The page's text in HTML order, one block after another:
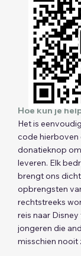
Hoe kun je
Het is
code hierboven
donatieknop
leveren. Elk
brengt ons
opbrengsten
rechtstreeks
reis naar
jongeren die
misschien nooit